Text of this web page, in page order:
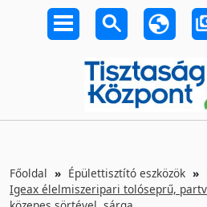
Főoldal Épülettisztító eszközök
Igeax élelmiszeripari tolóseprű,